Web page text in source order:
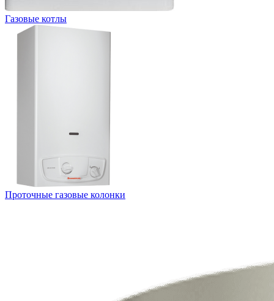
Газовые котлы
Проточные газовые колонки